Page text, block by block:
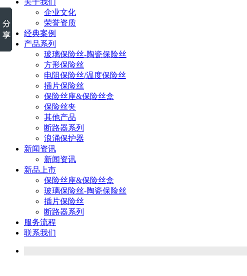
关于我们
企业文化
荣誉资质
经典案例
产品系列
玻璃保险丝-陶瓷保险丝
方形保险丝
电阻保险丝/温度保险丝
插片保险丝
保险丝座&保险丝盒
保险丝夹
其他产品
断路器系列
浪涌保护器
新闻资讯
新闻资讯
新品上市
保险丝座&保险丝盒
玻璃保险丝-陶瓷保险丝
插片保险丝
断路器系列
服务流程
联系我们